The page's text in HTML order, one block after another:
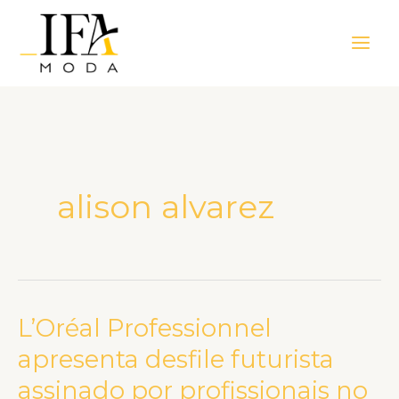
Menu
alison alvarez
L’Oréal Professionnel
apresenta desfile futurista
assinado por profissionais no
L’Oréal
apresenta
desfile